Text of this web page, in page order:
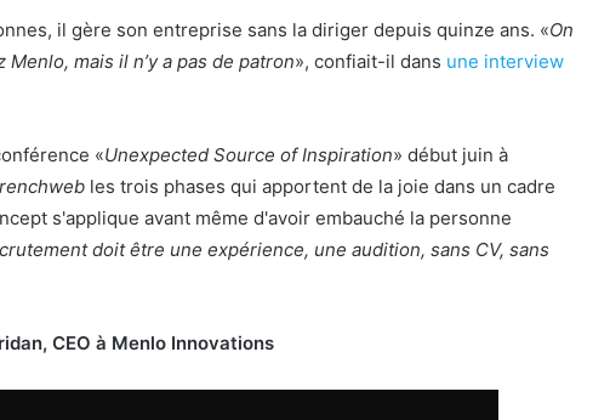
il gère son entreprise sans la diriger depuis quinze ans. «On
mais il n’y a pas de patron», confiait-il dans une interview
«Unexpected Source of Inspiration» début juin à
les trois phases qui apportent de la joie dans un cadre
s'applique avant même d'avoir embauché la personne
doit être une expérience, une audition, sans CV, sans
CEO à Menlo Innovations